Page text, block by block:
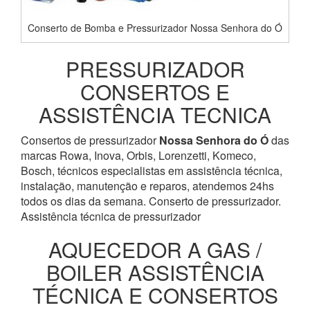
Conserto de Bomba e Pressurizador Nossa Senhora do Ó
PRESSURIZADOR
CONSERTOS E
ASSISTÊNCIA TECNICA
Consertos de pressurizadorNossa Senhora do Ódas
marcas Rowa, Inova, Orbis, Lorenzetti, Komeco,
Bosch, técnicos especialistas em assistência técnica,
instalação, manutenção e reparos, atendemos 24hs
todos os dias da semana. Conserto de pressurizador.
Assistência técnica de pressurizador
AQUECEDOR A GAS /
BOILER ASSISTÊNCIA
TÉCNICA E CONSERTOS